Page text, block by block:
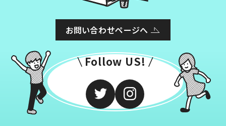
お問い合わせページへ
Follow US!